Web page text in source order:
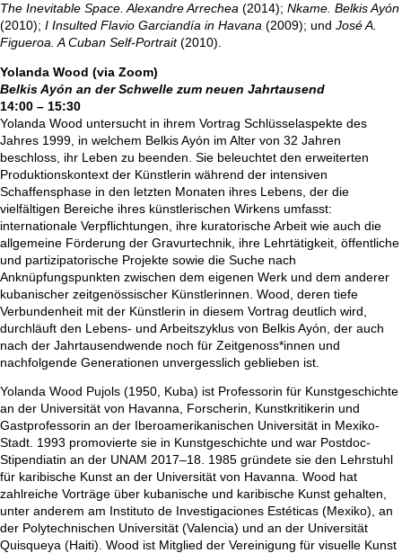
The Inevitable Space. Alexandre Arrechea (2014); Nkame. Belkis Ayón
(2010); I Insulted Flavio Garciandía in Havana (2009); und José A.
Figueroa.A Cuban Self-Portrait(2010).
Yolanda Wood (via Zoom)
Belkis Ayón an der Schwelle zum neuen Jahrtausend
14:00 – 15:30
Yolanda Wood untersucht in ihrem Vortrag Schlüsselaspekte des
Jahres 1999, in welchem Belkis Ayón im Alter von 32 Jahren
beschloss, ihr Leben zu beenden. Sie beleuchtet den erweiterten
Produktionskontext der Künstlerin während der intensiven
Schaffensphase in den letzten Monaten ihres Lebens, der die
vielfältigen Bereiche ihres künstlerischen Wirkens umfasst:
internationale Verpflichtungen, ihre kuratorische Arbeit wie auch die
allgemeine Förderung der Gravurtechnik, ihre Lehrtätigkeit, öffentliche
und partizipatorische Projekte sowie die Suche nach
Anknüpfungspunkten zwischen dem eigenen Werk und dem anderer
kubanischer zeitgenössischer Künstlerinnen. Wood, deren tiefe
Verbundenheit mit der Künstlerin in diesem Vortrag deutlich wird,
durchläuft den Lebens- und Arbeitszyklus von Belkis Ayón, der auch
nach der Jahrtausendwende noch für Zeitgenoss*innen und
nachfolgende Generationen unvergesslich geblieben ist.
Yolanda Wood Pujols (1950, Kuba) ist Professorin für Kunstgeschichte
an der Universität von Havanna, Forscherin, Kunstkritikerin und
Gastprofessorin an der Iberoamerikanischen Universität in Mexiko-
Stadt. 1993 promovierte sie in Kunstgeschichte und war Postdoc-
Stipendiatin an der UNAM 2017–18. 1985 gründete sie den Lehrstuhl
für karibische Kunst an der Universität von Havanna. Wood hat
zahlreiche Vorträge über kubanische und karibische Kunst gehalten,
unter anderem am Instituto de Investigaciones Estéticas (Mexiko), an
der Polytechnischen Universität (Valencia) und an der Universität
Quisqueya (Haiti). Wood ist Mitglied der Vereinigung für visuelle Kunst